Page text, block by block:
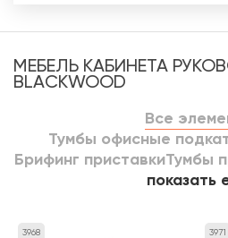
МЕБЕЛЬ КАБИНЕТА
BLACKWOOD
Все
Тумбы офисные
Брифинг приставкиТумбы
показать
3968 3971